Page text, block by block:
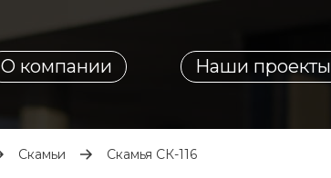
О компании Наши проекты
Скамьи Скамья СК-116